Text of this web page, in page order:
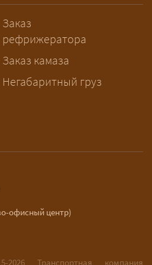
— логист
и запустит
Заказ
рефрижератора
Заказ камаза
Негабаритный груз
офисный центр)
2026 Транспортная компания